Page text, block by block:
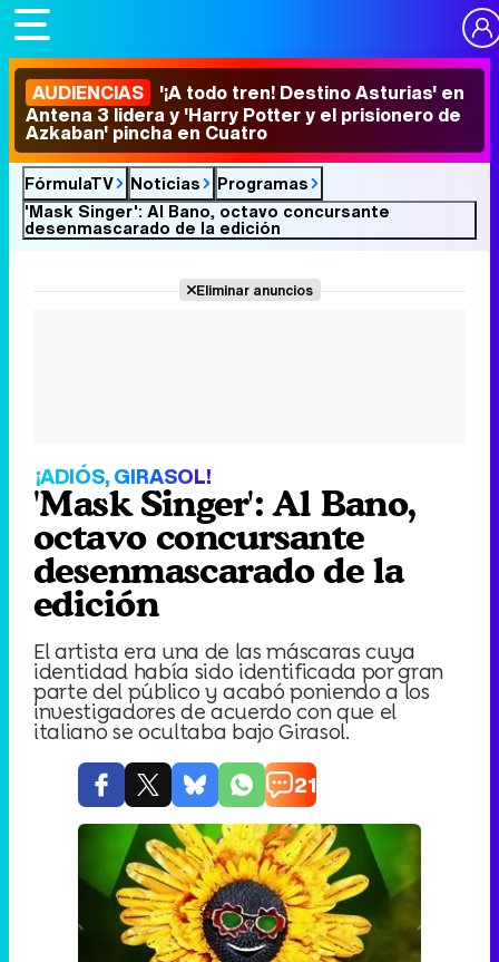
AUDIENCIAS '¡A todo tren! Destino Asturias' en
Antena 3 lidera y 'Harry Potter y el prisionero de
Azkaban' pincha en Cuatro
FórmulaTV Noticias
Programas
'Mask Singer': Al Bano, octavo concursante
desenmascarado de la edición
Eliminar anuncios
¡ADIÓS, GIRASOL!
'Mask Singer': Al Bano,
octavo concursante
desenmascarado de la
edición
El artista era una de las máscaras cuya
identidad había sido identificada por gran
parte del público y acabó poniendo a los
investigadores de acuerdo con que el
italiano se ocultaba bajo Girasol.
21